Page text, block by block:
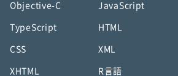
Objective-C JavaScript
TypeScript HTML
CSS XML
XHTML R言語